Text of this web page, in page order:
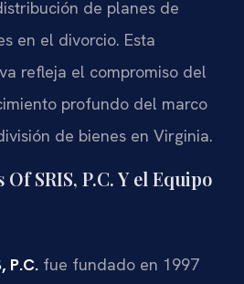
de planes de
en el divorcio. Esta
refleja el compromiso del
profundo del marco
de bienes en Virginia.
SRIS, P.C. Y el Equipo
P.C. fue fundado en 1997